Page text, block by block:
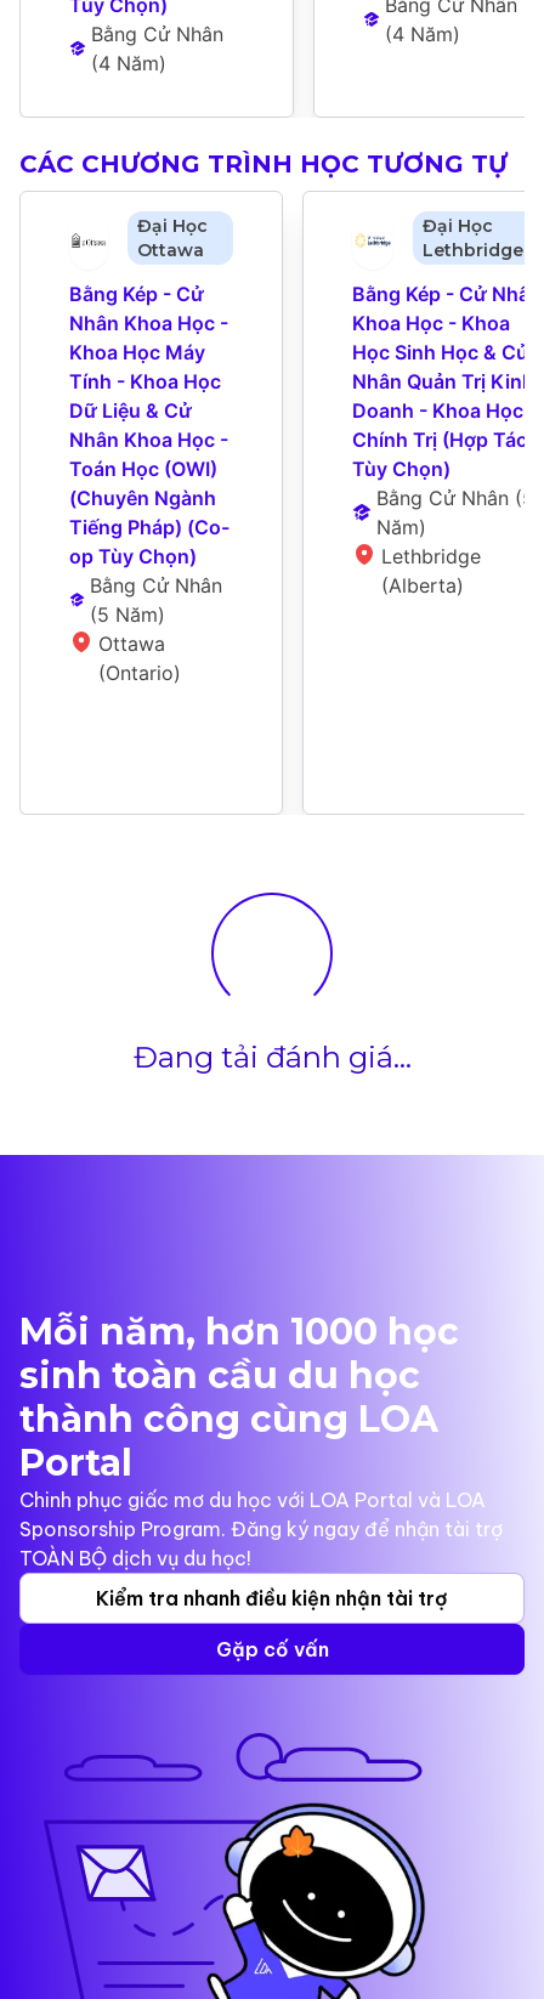
Tùy Chọn)
Bằng Cử Nhân
(4 Năm)
Bằng Cử Nhân
(4 Năm)
CÁC CHƯƠNG TRÌNH HỌC TƯƠNG TỰ
Đại Học
Ottawa
Bằng Kép - Cử
Nhân Khoa Học -
Khoa Học Máy
Tính - Khoa Học
Dữ Liệu & Cử
Nhân Khoa Học -
Toán Học (OWI)
(Chuyên Ngành
Tiếng Pháp) (Co-
op Tùy Chọn)
Bằng Cử Nhân
(5 Năm)
Ottawa
(Ontario)
Đại Học
Lethbridge
Bằng Kép - Cử Nhân
Khoa Học - Khoa
Học Sinh Học & Cử
Nhân Quản Trị Kinh
Doanh - Khoa Học
Chính Trị (Hợp Tác
Tùy Chọn)
Bằng Cử Nhân (5
Năm)
Lethbridge
(Alberta)
Đang tải đánh giá...
Mỗi năm, hơn 1000 học
sinh toàn cầu du học
thành công cùng LOA
Portal
Chinh phục giấc mơ du học với LOA Portal và LOA
Sponsorship Program. Đăng ký ngay để nhận tài trợ
TOÀN BỘ dịch vụ du học!
Kiểm tra nhanh điều kiện nhận tài trợ
Gặp cố vấn